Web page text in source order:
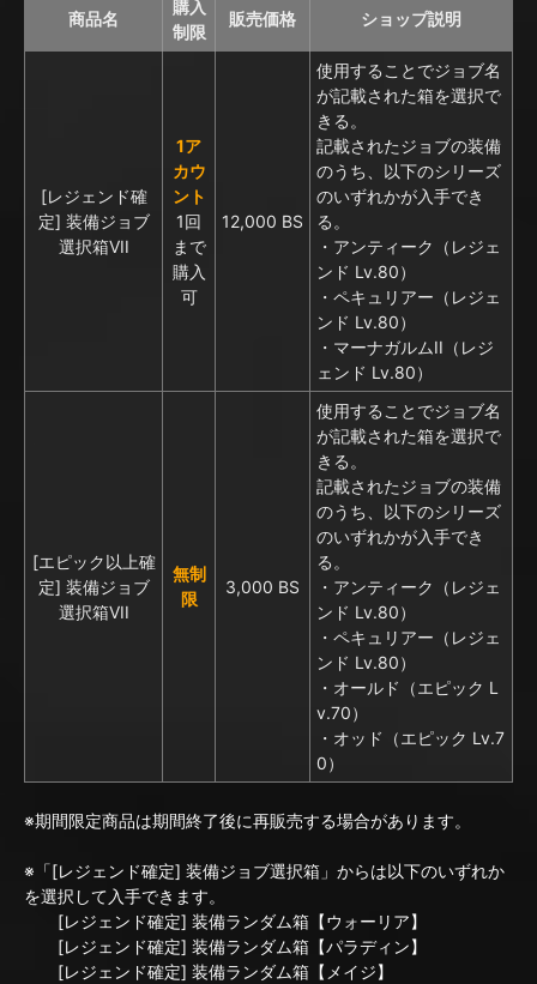
商品名
購入
制限
販売価格 ショップ説明
[レジェンド確
定] 装備ジョブ
選択箱VII
1ア
カウ
ント
1回
まで
購入
可
12,000 BS
使用することでジョブ名
が記載された箱を選択で
きる。
記載されたジョブの装備
のうち、以下のシリーズ
のいずれかが入手でき
る。
・アンティーク（レジェ
ンド Lv.80）
・ペキュリアー（レジェ
ンド Lv.80）
・マーナガルムII（レジ
ェンド Lv.80）
[エピック以上確
定] 装備ジョブ
選択箱VII
無制
限
3,000 BS
使用することでジョブ名
が記載された箱を選択で
きる。
記載されたジョブの装備
のうち、以下のシリーズ
のいずれかが入手でき
る。
・アンティーク（レジェ
ンド Lv.80）
・ペキュリアー（レジェ
ンド Lv.80）
・オールド（エピック L
v.70）
・オッド（エピック Lv.7
0）
※期間限定商品は期間終了後に再販売する場合があります。
※「[レジェンド確定] 装備ジョブ選択箱」からは以下のいずれか
を選択して入手できます。
[レジェンド確定] 装備ランダム箱【ウォーリア】
[レジェンド確定] 装備ランダム箱【パラディン】
[レジェンド確定] 装備ランダム箱【メイジ】